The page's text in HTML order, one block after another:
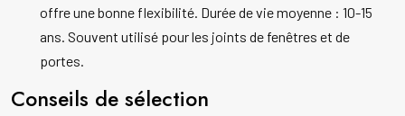
offre une bonne flexibilité. Durée de vie moyenne : 10-15
ans. Souvent utilisé pour les joints de fenêtres et de
portes.
Conseils de sélection